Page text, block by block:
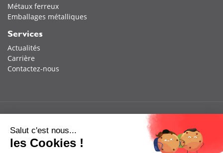
Métaux ferreux
Emballages métalliques
Services
Actualités
Carrière
Contactez-nous
Salut c'est nous...
les Cookies !